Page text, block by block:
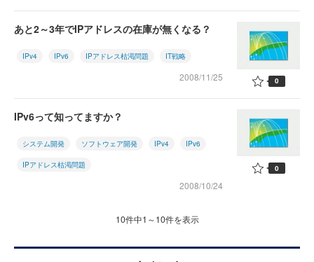
あと2～3年でIPアドレスの在庫が無くなる？
IPv4 IPv6 IPアドレス枯渇問題 IT戦略
2008/11/25 0
IPv6って知ってますか？
システム開発 ソフトウェア開発 IPv4 IPv6
IPアドレス枯渇問題
2008/10/24
0
10件中1～10件を表示